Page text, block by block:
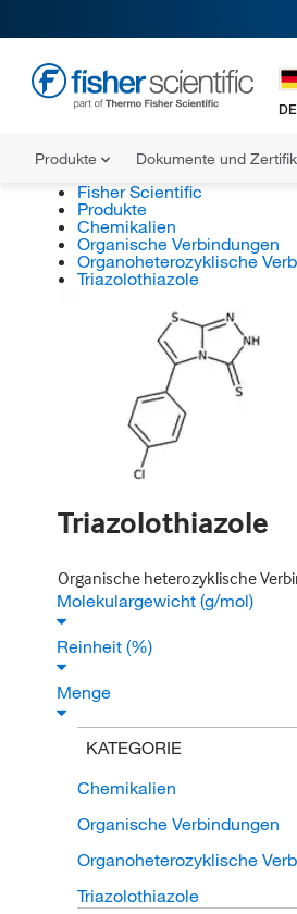
DE
Produkte Dokumente und
Fisher Scientific
Produkte
Chemikalien
Organische Verbindungen
Organoheterozyklische
Triazolothiazole
Triazolothiazole
Organische heterozyklische
Molekulargewicht (g/mol)
Reinheit (%)
Menge
KATEGORIE
Chemikalien
Organische Verbindungen
Organoheterozyklische
Triazolothiazole